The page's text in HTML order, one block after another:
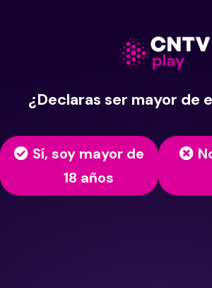
¿Declaras ser mayor de
Sí, soy mayor de
18 años